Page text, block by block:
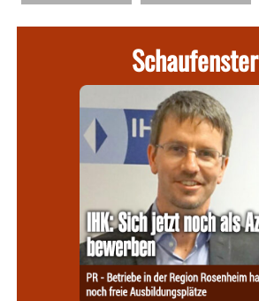
Schaufenster